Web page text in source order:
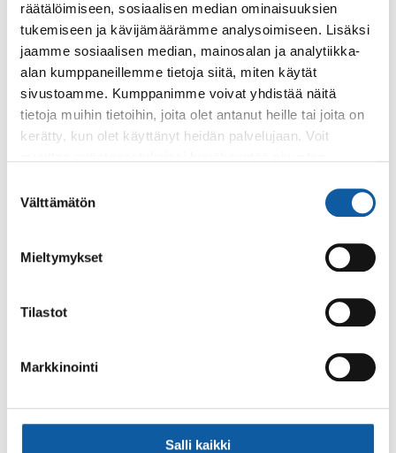
räätälöimiseen, sosiaalisen median ominaisuuksien
tukemiseen ja kävijämäärämme analysoimiseen. Lisäksi
jaamme sosiaalisen median, mainosalan ja analytiikka-
alan kumppaneillemme tietoja siitä, miten käytät
sivustoamme. Kumppanimme voivat yhdistää näitä
tietoja muihin tietoihin, joita olet antanut heille tai joita on
kerätty, kun olet käyttänyt heidän palvelujaan. Voit
valinta
Välttämätön
Mieltymykset
Tilastot
Markkinointi
Salli kaikki
Postiosoite: PL 50, 21531 PAIMIO
Vaihde: (02) 474 511
Sähköposti:paimio.kaupunki@paimio.fi
Tietoa Paimiosta
Paimion mediapankki
Ruokalistat, ISS